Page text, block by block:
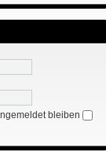
bleiben